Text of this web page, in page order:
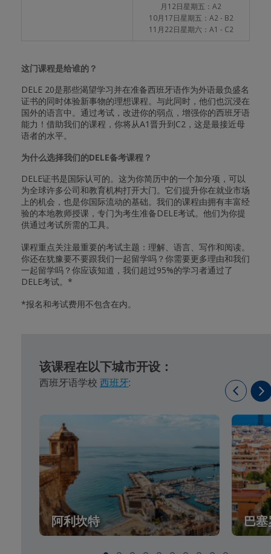
月12日星期五：A2
10月17日星期五：A2 - B2
11月22日星期六：A1 - C2
这门课程是给谁的？
DELE 20是那些渴望学习并在准备西班牙语作为外语最负盛名
证书的同时体验新事物的理想课程。与此同时，他们也沉浸在
国外的语言中。通过考试，改进你的弱点，增强你的西班牙语
能力！借助我们的课程，你将从A1晋升到C2，这是最接近母
语者的水平。
为什么选择我们的DELE备考课程？
DELE证书是国际认可的。这为你简历中的一个加分项，可以
为全球许多公司和教育机构打开大门。它们提升你在就业市场
上的机会，也是你国际流动的基础。我们的课程由拥有丰富经
验的本地教师授课，专门为考生准备DELE考试。他们为你提
供通过考试所需的工具。
课程重点关注最重要的考试主题：理解、语言、写作和阅读。
你还在犹豫要不要跟我们一起留学吗？你需要更多理由和我们
一起留学吗？你应该知道，我们超过95%的学习者通过了
DELE考试。*
*报名和考试费用不包含在内。
该课程在以下城市开设：
西班牙语学校 西班牙:
阿利坎特 巴